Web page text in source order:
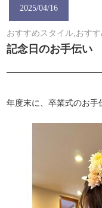
2025/04/16
おすすめスタイル,おす
記念日のお手伝い
年度末に、卒業式のお手